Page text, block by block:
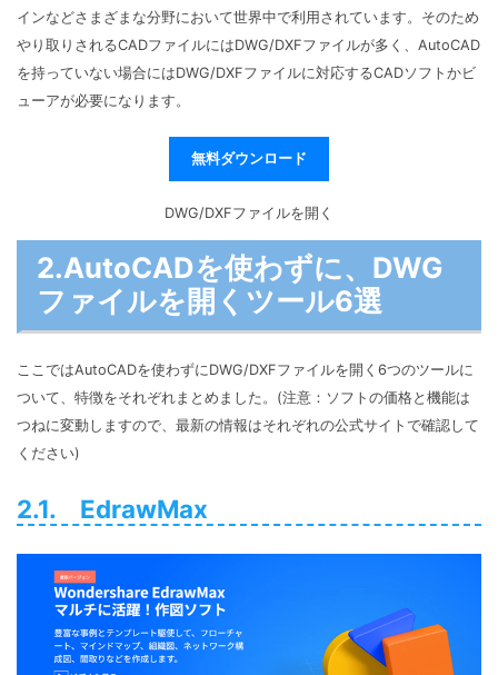
インなどさまざまな分野において世界中で利用されています。そのため
やり取りされるCADファイルにはDWG/DXFファイルが多く、AutoCAD
を持っていない場合にはDWG/DXFファイルに対応するCADソフトかビ
ューアが必要になります。
無料ダウンロード
DWG/DXFファイルを開く
2.AutoCADを使わずに、DWG
ファイルを開くツール6選
ここではAutoCADを使わずにDWG/DXFファイルを開く6つのツールに
ついて、特徴をそれぞれまとめました。(注意：ソフトの価格と機能は
つねに変動しますので、最新の情報はそれぞれの公式サイトで確認して
ください)
2.1. EdrawMax